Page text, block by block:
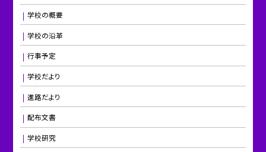
学校の概要
学校の沿革
行事予定
学校だより
進路だより
配布文書
学校研究